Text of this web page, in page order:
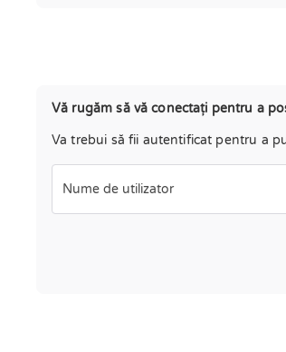
Vă rugăm să vă conectați pentru a
Va trebui să fii autentificat pentru a
Nume de utilizator